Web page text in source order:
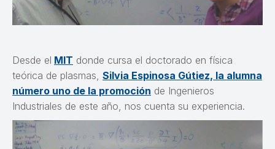
Desde el MIT donde cursa el doctorado en física
teórica de plasmas, Silvia Espinosa Gútiez, la alumna
número uno de la promoción de Ingenieros
Industriales de este año, nos cuenta su experiencia.